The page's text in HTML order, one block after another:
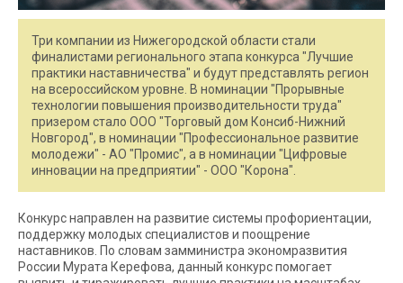
Три компании из Нижегородской области стали
финалистами регионального этапа конкурса "Лучшие
практики наставничества" и будут представлять регион
на всероссийском уровне. В номинации "Прорывные
технологии повышения производительности труда"
призером стало ООО "Торговый дом Консиб-Нижний
Новгород", в номинации "Профессиональное развитие
молодежи" - АО "Промис", а в номинации "Цифровые
инновации на предприятии" - ООО "Корона".
Конкурс направлен на развитие системы профориентации,
поддержку молодых специалистов и поощрение
наставников. По словам замминистра экономразвития
России Мурата Керефова, данный конкурс помогает